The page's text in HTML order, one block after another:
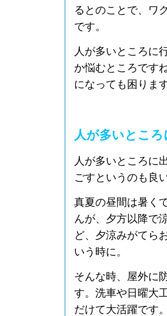
るとのことで、ワ
です。
人が多いところに
か悩むところです
になっても困ります
人が多いとこ
人が多いところに
ごすというのも良
真夏の昼間は暑く
んが、夕方以降で
ど、夕涼みがてら
いう時に。
そんな時、屋外に
す。洗車や日曜大
だけて大活躍です。